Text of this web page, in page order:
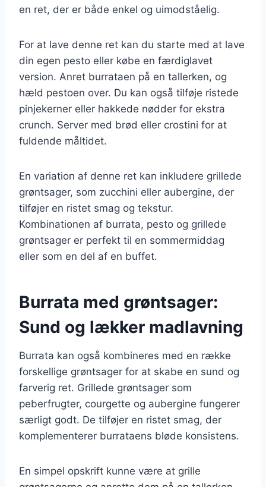
en ret, der er både enkel og uimodståelig.
For at lave denne ret kan du starte med at lave
din egen pesto eller købe en færdiglavet
version. Anret burrataen på en tallerken, og
hæld pestoen over. Du kan også tilføje ristede
pinjekerner eller hakkede nødder for ekstra
crunch. Server med brød eller crostini for at
fuldende måltidet.
En variation af denne ret kan inkludere grillede
grøntsager, som zucchini eller aubergine, der
tilføjer en ristet smag og tekstur.
Kombinationen af burrata, pesto og grillede
grøntsager er perfekt til en sommermiddag
eller som en del af en buffet.
Burrata med grøntsager:
Sund og lækker madlavning
Burrata kan også kombineres med en række
forskellige grøntsager for at skabe en sund og
farverig ret. Grillede grøntsager som
peberfrugter, courgette og aubergine fungerer
særligt godt. De tilføjer en ristet smag, der
komplementerer burrataens bløde konsistens.
En simpel opskrift kunne være at grille